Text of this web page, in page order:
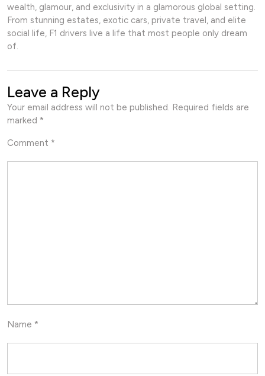
wealth, glamour, and exclusivity in a glamorous global setting.
From stunning estates, exotic cars, private travel, and elite
social life, F1 drivers live a life that most people only dream
of.
Leave a Reply
Your email address will not be published. Required fields are
marked *
Comment *
Name *